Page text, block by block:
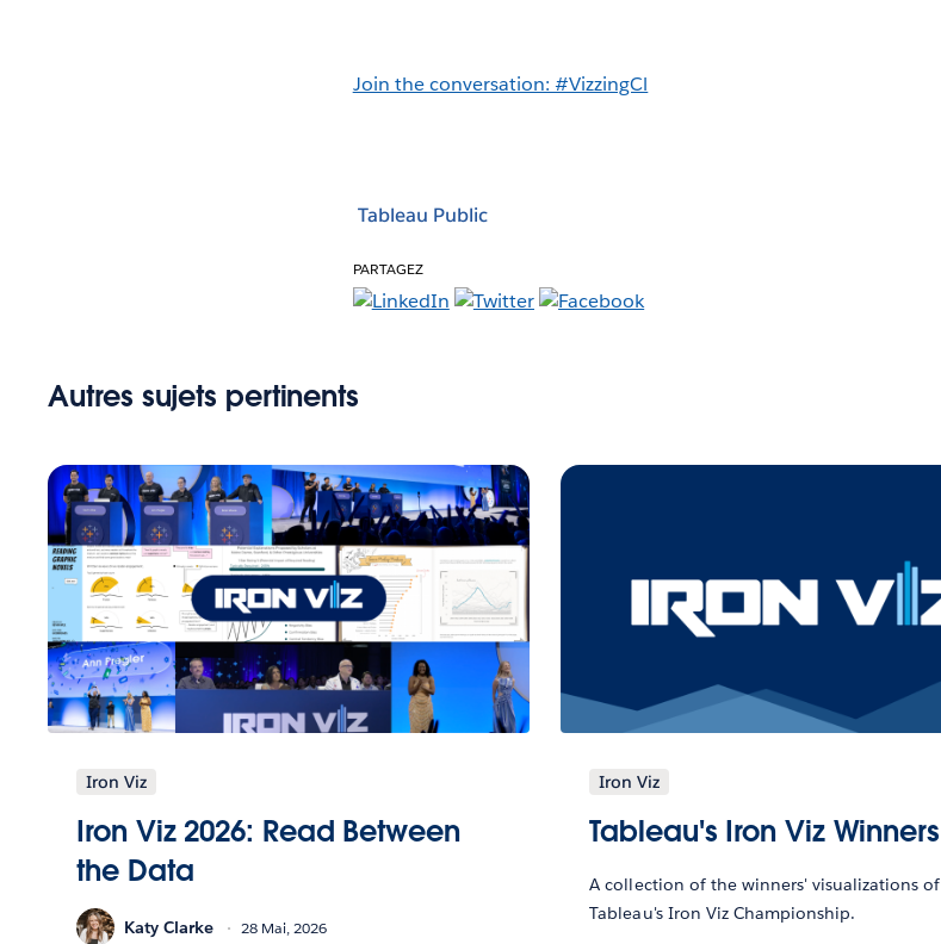
Join the conversation: #VizzingCl
Tableau Public
PARTAGEZ
Autres sujets pertinents
Iron Viz
Iron Viz 2026: Read Between
the Data
Katy Clarke 28 Mai, 2026
Iron Viz
Tableau's Iron Viz Winners
A collection of the winners' visualizations of
Tableau's Iron Viz Championship.